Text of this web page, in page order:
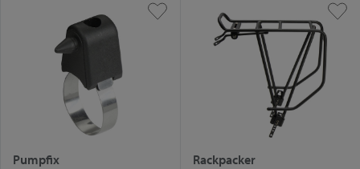
Pumpfix Rackpacker